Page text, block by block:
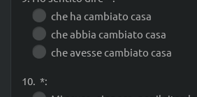
che ha cambiato casa
che abbia cambiato casa
che avesse cambiato casa
10. *: